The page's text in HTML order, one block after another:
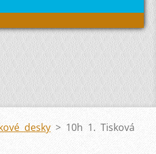
desky > 10h 1. Tisková